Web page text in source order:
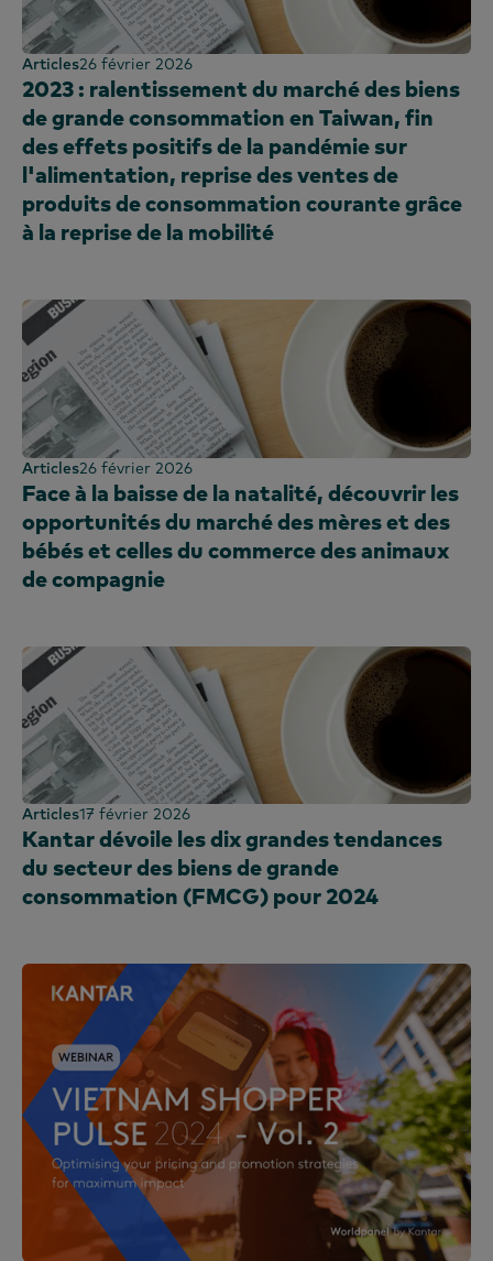
Articles26 février 2026
2023 : ralentissement du marché des biens
de grande consommation en Taiwan, fin
des effets positifs de la pandémie sur
l'alimentation, reprise des ventes de
produits de consommation courante grâce
à la reprise de la mobilité
Articles26 février 2026
Face à la baisse de la natalité, découvrir les
opportunités du marché des mères et des
bébés et celles du commerce des animaux
de compagnie
Articles17 février 2026
Kantar dévoile les dix grandes tendances
du secteur des biens de grande
consommation (FMCG) pour 2024